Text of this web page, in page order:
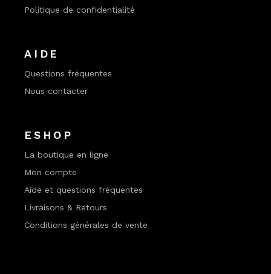
Politique de confidentialité
AIDE
Questions fréquentes
Nous contacter
ESHOP
La boutique en ligne
Mon compte
Aide et questions fréquentes
Livraisons & Retours
Conditions générales de vente